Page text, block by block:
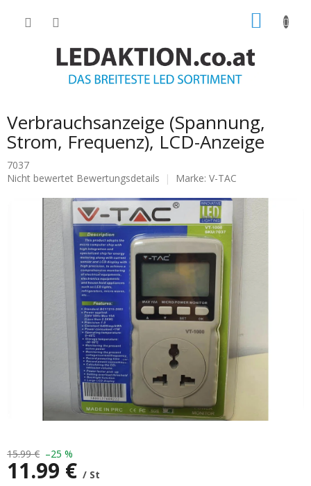
Verbrauchsanzeige (Spannung,
Strom, Frequenz), LCD-Anzeige
7037
Die
Produktbewertung
Nicht bewertet Bewertungsdetails Marke: V-TAC
15.99 € –25 %
11.99 € / St